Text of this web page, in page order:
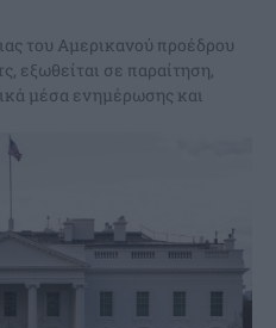
του Αμερικανού προέδρου
εξωθείται σε παραίτηση,
μέσα ενημέρωσης και